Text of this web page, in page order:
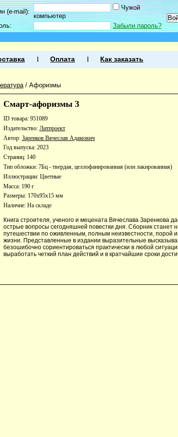
(e-mail):
Чужой
компьютер
Забыли пароль?
Оплата Как заказать
/ Афоризмы
Смарт-афоризмы 3
ID товара: 951089
Издательство: Литпроект
Автор: Заренков Вячеслав Адамович
Год выпуска: 2023
Страниц: 140
Тип обложки: 7Бц - твердая, целлофанированная (или лакированная)
Иллюстрации: Цветные
Масса: 190 г
Размеры: 170x95x15 мм
Наличие: На складе
Книга строителя, ученого и мецената Вячеслава Заренкова
острые вопросы сегодняшней повестки дня. Сборник станет
путешествии по оживленным, полным неизвестности, порой
жизни. Представленные в издании выразительные
безошибочно сориентироваться практически в любой
выработать четкий план действий и в кратчайшие сроки